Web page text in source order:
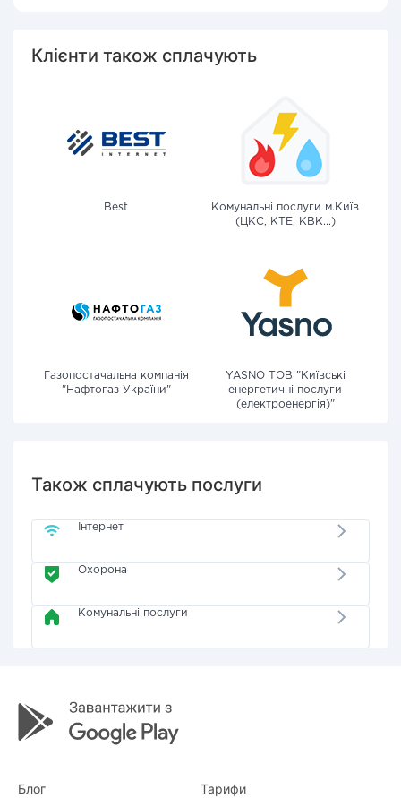
Клієнти також сплачують
Best
Комунальні послуги м.Київ
(ЦКС, КТЕ, КВК...)
Газопостачальна компанія
"Нафтогаз України"
YASNO ТОВ "Київські
енергетичні послуги
(електроенергія)"
Також сплачують послуги
Інтернет
Охорона
Комунальні послуги
Блог Тарифи